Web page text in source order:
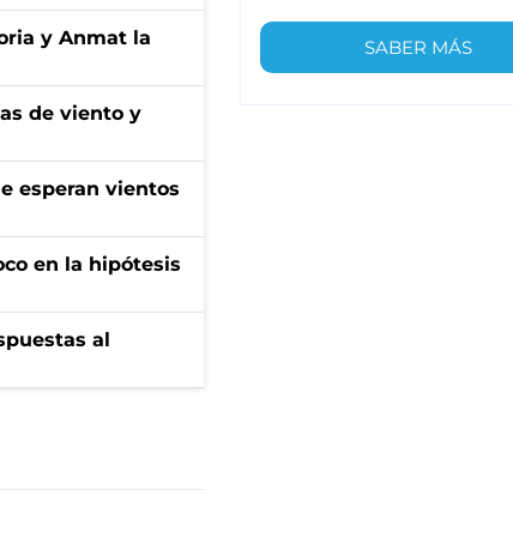
y Anmat la
de viento y
esperan vientos
en la hipótesis
al
SABER MÁS